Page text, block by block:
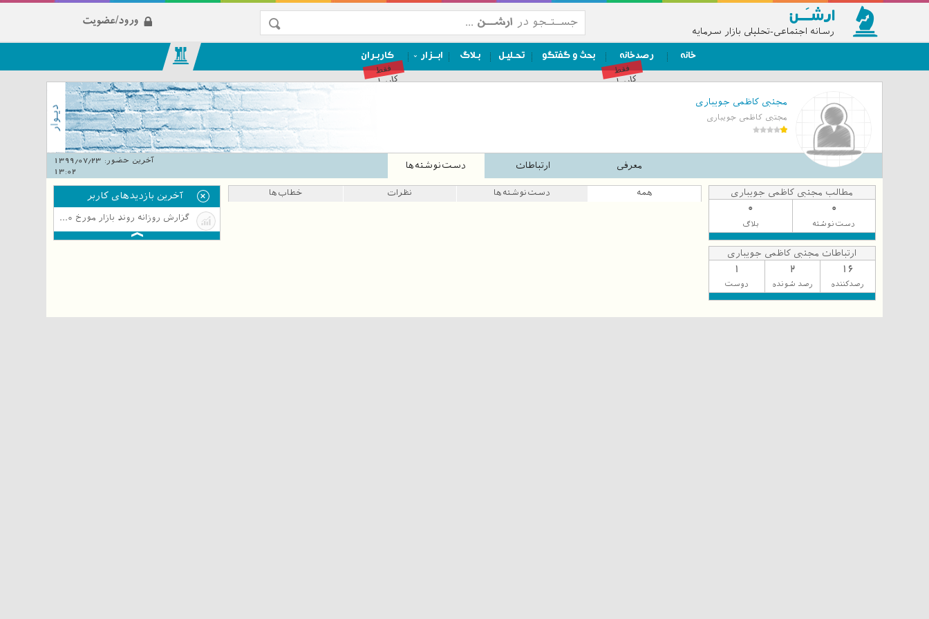
رسانه اجتماعی-تحلیلی بازار سرمایه
ورود/عضویت
خانه رصدخانه
فقط
کاربران
بحث و گفتگو تحـلیـل بـلاگ ابــزار کاربـران
فقط
کاربران
مجتبی کاظمی جویباری
مجتبی کاظمی جویباری
معرفی ارتباطات دست‌نوشته‌ها آخرین حضور:
13:02
مطالب مجتبی کاظمی جویباری
0
دست‌نوشته
0
بلاگ
ارتباطات مجتبی کاظمی جویباری
16
رصدکننده
2
رصد شونده
1
دوست
همه دست‌نوشته‌ها نظرات خطاب‌ها آخرین بازدیدهای کاربر
گزارش روزانه روند بازار مورخ 1398/09/10